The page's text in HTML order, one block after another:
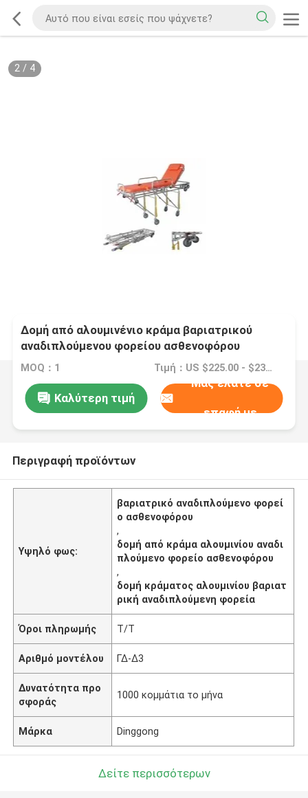
2/ 4
Δομή από αλουμινένιο κράμα βαριατρικού
αναδιπλούμενου φορείου ασθενοφόρου
MOQ：1 Τιμή：US $225.00 - $230.00
Καλύτερη τιμή
Μας ελάτε σε
επαφή με
Περιγραφή προϊόντων
Υψηλό φως:
βαριατρικό αναδιπλούμενο φορεί
ο ασθενοφόρου
,
δομή από κράμα αλουμινίου αναδι
πλούμενο φορείο ασθενοφόρου
,
δομή κράματος αλουμινίου βαριατ
ρική αναδιπλούμενη φορεία
Όροι πληρωμής Τ/Τ
Αριθμό μοντέλου ΓΔ-Δ3
Δυνατότητα προ
σφοράς
1000 κομμάτια το μήνα
Μάρκα Dinggong
Δείτε περισσότερων